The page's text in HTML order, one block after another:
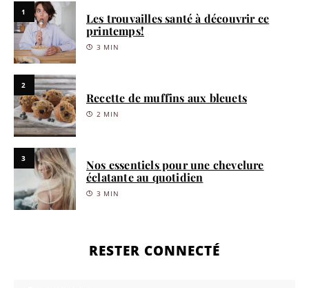
1
Les trouvailles santé à découvrir ce
printemps!
3 MIN
2
Recette de muffins aux bleuets
2 MIN
3
Nos essentiels pour une chevelure
éclatante au quotidien
3 MIN
RESTER CONNECTÉ